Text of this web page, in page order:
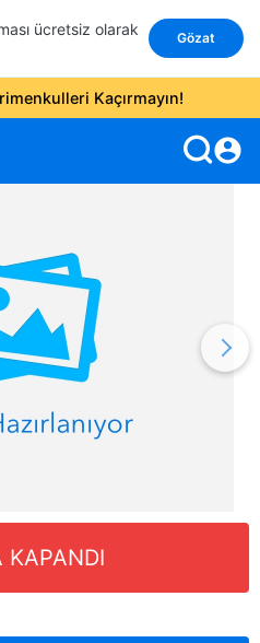
ücretsiz olarak
Gözat
Kaçırmayın!
account_circle
KAPANDI